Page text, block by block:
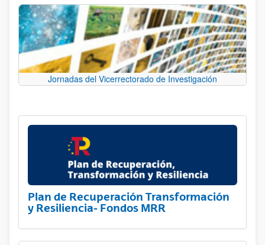
Jornadas del Vicerrectorado de Investigación
Plan de Recuperación Transformación
y Resiliencia- Fondos MRR